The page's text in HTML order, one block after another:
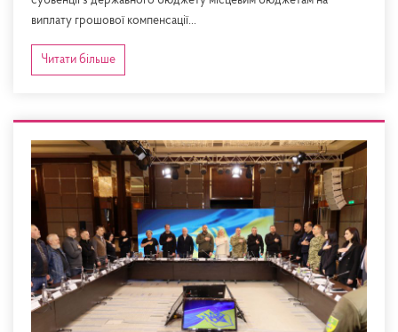
виплату грошової компенсації...
Читати більше